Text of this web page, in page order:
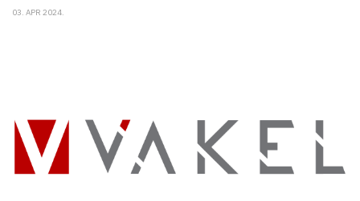
03. APR 2024.